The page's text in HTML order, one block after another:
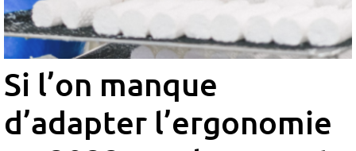
Si l’on manque
d’adapter l’ergonomie